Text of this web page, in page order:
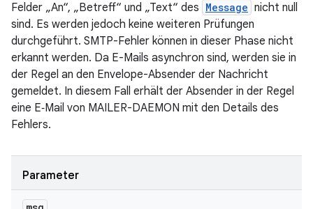
Felder „An“, „Betreff“ und „Text“ des Message nicht null
sind. Es werden jedoch keine weiteren Prüfungen
durchgeführt. SMTP-Fehler können in dieser Phase nicht
erkannt werden. Da E-Mails asynchron sind, werden sie in
der Regel an den Envelope-Absender der Nachricht
gemeldet. In diesem Fall erhält der Absender in der Regel
eine E‑Mail von MAILER-DAEMON mit den Details des
Fehlers.
Parameter